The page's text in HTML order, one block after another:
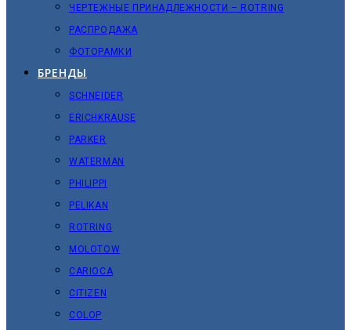
ЧЕРТЕЖНЫЕ ПРИНАДЛЕЖНОСТИ – ROTRING
РАСПРОДАЖА
ФОТОРАМКИ
БРЕНДЫ
SCHNEIDER
ERICHKRAUSE
PARKER
WATERMAN
PHILIPPI
PELIKAN
ROTRING
MOLOTOW
CARIOCA
CITIZEN
COLOP